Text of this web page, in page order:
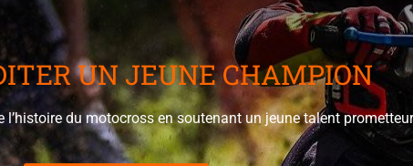
UN JEUNE CHAMPION
l’histoire du motocross en soutenant un jeune talent